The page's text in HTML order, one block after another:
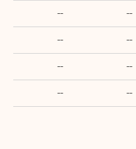
--
--
--
--
--
--
--
--